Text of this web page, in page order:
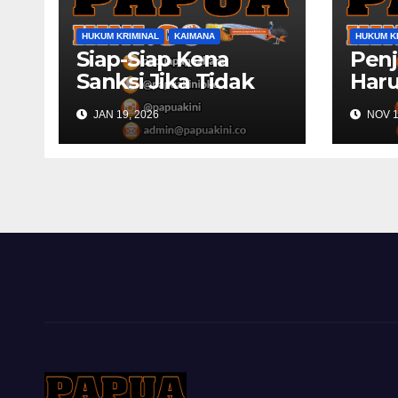
HUKUM KRIMINAL KAIMANA
Siap-Siap Kena
Sanksi Jika Tidak
Publikasikan Dana
Desa
JAN 19, 2026
HUKUM
NOV